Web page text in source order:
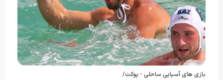
بازی های آسیایی ساحلی - پوکت/